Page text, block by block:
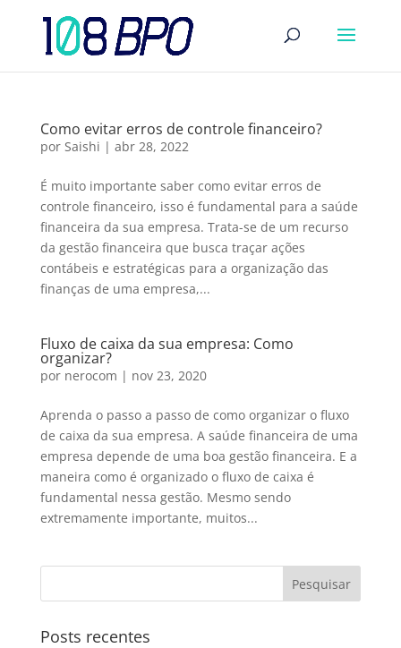
Como evitar erros de controle financeiro?
por Saishi | abr 28, 2022
É muito importante saber como evitar erros de
controle financeiro, isso é fundamental para a saúde
financeira da sua empresa. Trata-se de um recurso
da gestão financeira que busca traçar ações
contábeis e estratégicas para a organização das
finanças de uma empresa,...
Fluxo de caixa da sua empresa: Como
organizar?
por nerocom | nov 23, 2020
Aprenda o passo a passo de como organizar o fluxo
de caixa da sua empresa. A saúde financeira de uma
empresa depende de uma boa gestão financeira. E a
maneira como é organizado o fluxo de caixa é
fundamental nessa gestão. Mesmo sendo
extremamente importante, muitos...
Posts recentes